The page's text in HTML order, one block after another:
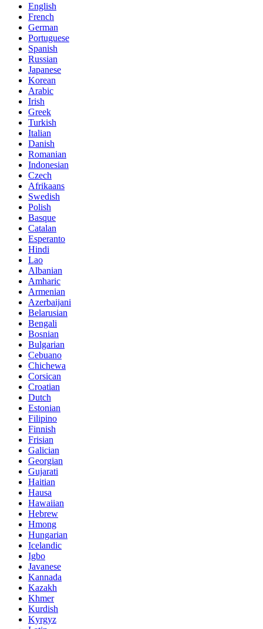
English
French
German
Portuguese
Spanish
Russian
Japanese
Korean
Arabic
Irish
Greek
Turkish
Italian
Danish
Romanian
Indonesian
Czech
Afrikaans
Swedish
Polish
Basque
Catalan
Esperanto
Hindi
Lao
Albanian
Amharic
Armenian
Azerbaijani
Belarusian
Bengali
Bosnian
Bulgarian
Cebuano
Chichewa
Corsican
Croatian
Dutch
Estonian
Filipino
Finnish
Frisian
Galician
Georgian
Gujarati
Haitian
Hausa
Hawaiian
Hebrew
Hmong
Hungarian
Icelandic
Igbo
Javanese
Kannada
Kazakh
Khmer
Kurdish
Kyrgyz